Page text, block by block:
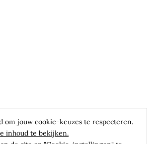
om jouw cookie-keuzes te respecteren.
inhoud te bekijken.